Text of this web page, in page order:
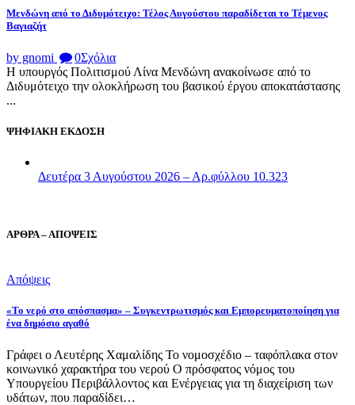
Μενδώνη από το Διδυμότειχο: Τέλος Αυγούστου παραδίδεται το Τέμενος
Βαγιαζήτ
by gnomi 0Σχόλια
Η υπουργός Πολιτισμού Λίνα Μενδώνη ανακοίνωσε από το
Διδυμότειχο την ολοκλήρωση του βασικού έργου αποκατάστασης
...
ΨΗΦΙΑΚΗ ΕΚΔΟΣΗ
Δευτέρα 3 Αυγούστου 2026 – Αρ.φύλλου 10.323
ΑΡΘΡΑ – ΑΠΟΨΕΙΣ
Απόψεις
«Το νερό στο απόσπασμα» – Συγκεντρωτισμός και Εμπορευματοποίηση για
ένα δημόσιο αγαθό
Γράφει ο Λευτέρης Χαμαλίδης Το νομοσχέδιο – ταφόπλακα στον
κοινωνικό χαρακτήρα του νερού Ο πρόσφατος νόμος του
Υπουργείου Περιβάλλοντος και Ενέργειας για τη διαχείριση των
υδάτων, που παραδίδει…